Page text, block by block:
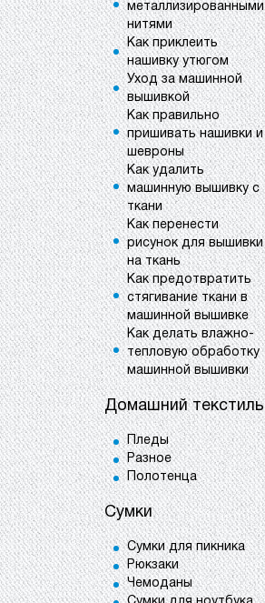
металлизированными
нитями
Как приклеить
нашивку утюгом
Уход за машинной
вышивкой
Как правильно
пришивать нашивки и
шевроны
Как удалить
машинную вышивку с
ткани
Как перенести
рисунок для вышивки
на ткань
Как предотвратить
стягивание ткани в
машинной вышивке
Как делать влажно-
тепловую обработку
машинной вышивки
Домашний текстиль
Пледы
Разное
Полотенца
Сумки
Сумки для пикника
Рюкзаки
Чемоданы